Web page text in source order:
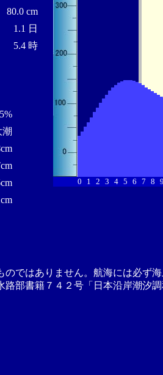
80.0 cm
1.1 日
5.4 時
5%
潮
0 1 2 3 4 5 6 7 8 9
ではありません。航海には必ず
部書籍７４２号「日本沿岸潮汐